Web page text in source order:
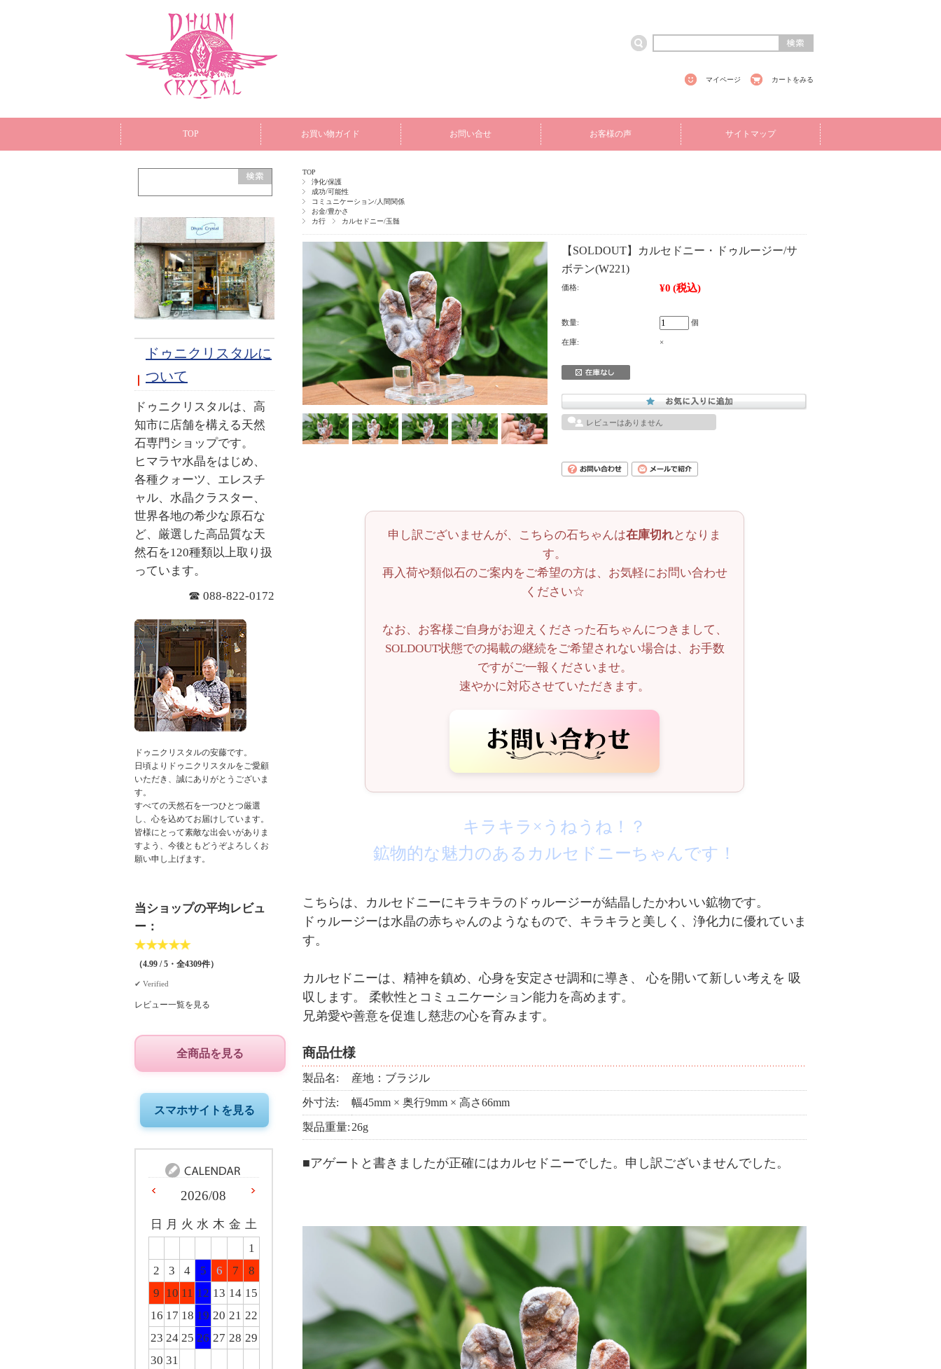
マイページ カートをみる
TOP お買い物ガイド お問い合せ お客様の声 サイトマップ
TOP
浄化/保護
成功/可能性
コミュニケーション/人間関係
お金/豊かさ
カ行
カルセドニー/玉髄
【SOLDOUT】カルセドニー・ドゥルージー/サ
ボテン(W221)
価格: ¥0 (税込)
数量: 個
在庫: ×
レビューはありません
申し訳ございませんが、こちらの石ちゃんは在庫切れとなりま
す。
再入荷や類似石のご案内をご希望の方は、お気軽にお問い合わせ
ください☆
なお、お客様ご自身がお迎えくださった石ちゃんにつきまして、
SOLDOUT状態での掲載の継続をご希望されない場合は、お手数
ですがご一報くださいませ。
速やかに対応させていただきます。
キラキラ×うねうね！？
鉱物的な魅力のあるカルセドニーちゃんです！
こちらは、カルセドニーにキラキラのドゥルージーが結晶したかわいい鉱物です。
ドゥルージーは水晶の赤ちゃんのようなもので、キラキラと美しく、浄化力に優れていま
す。
カルセドニーは、精神を鎮め、心身を安定させ調和に導き、 心を開いて新しい考えを 吸
収します。 柔軟性とコミュニケーション能力を高めます。
兄弟愛や善意を促進し慈悲の心を育みます。
商品仕様
製品名: 産地：ブラジル
外寸法: 幅45mm × 奥行9mm × 高さ66mm
製品重量: 26g
■アゲートと書きましたが正確にはカルセドニーでした。申し訳ございませんでした。
ドゥニクリスタルに
ついて
ドゥニクリスタルは、高
知市に店舗を構える天然
石専門ショップです。
ヒマラヤ水晶をはじめ、
各種クォーツ、エレスチ
ャル、水晶クラスター、
世界各地の希少な原石な
ど、厳選した高品質な天
然石を120種類以上取り扱
っています。
☎ 088-822-0172
ドゥニクリスタルの安藤です。
日頃よりドゥニクリスタルをご愛顧
いただき、誠にありがとうございま
す。
すべての天然石を一つひとつ厳選
し、心を込めてお届けしています。
皆様にとって素敵な出会いがありま
すよう、今後ともどうぞよろしくお
願い申し上げます。
当ショップの平均レビュ
ー：
★★★★★
（4.99 / 5・全4309件）
✔︎ Verified
レビュー一覧を見る
全商品を見る
スマホサイトを見る
2026/08
日 月 火 水 木 金 土
1
2
3 4 5 6 7
8
9 10 11 12 13 14 15
16 17 18 19 20 21 22
23 24 25 26 27 28 29
30 31